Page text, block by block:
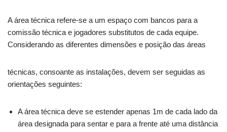
A área técnica refere-se a um espaço com bancos para a
comissão técnica e jogadores substitutos de cada equipe.
Considerando as diferentes dimensões e posição das áreas
técnicas, consoante as instalações, devem ser seguidas as
orientações seguintes:
A área técnica deve se estender apenas 1m de cada lado da
área designada para sentar e para a frente até uma distância